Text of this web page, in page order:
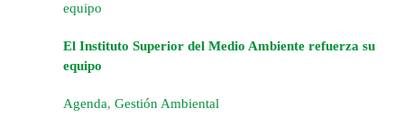
equipo
El Instituto Superior del Medio Ambiente refuerza su
equipo
Agenda, Gestión Ambiental